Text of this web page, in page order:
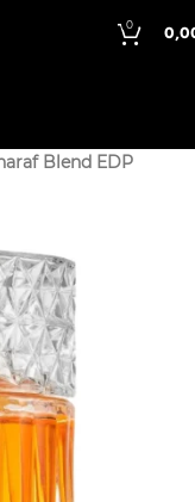
0
Blend EDP